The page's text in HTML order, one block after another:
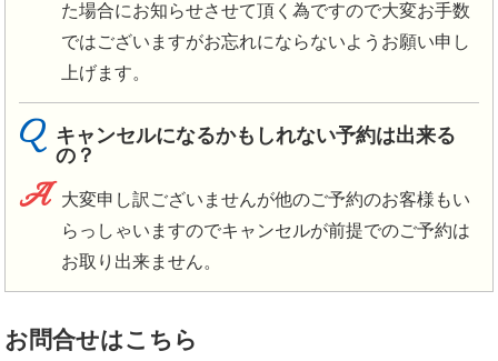
た場合にお知らせさせて頂く為ですので大変お手数
ではございますがお忘れにならないようお願い申し
上げます。
Q
キャンセルになるかもしれない予約は出来る
の？
A
大変申し訳ございませんが他のご予約のお客様もい
らっしゃいますのでキャンセルが前提でのご予約は
お取り出来ません。
お問合せはこちら